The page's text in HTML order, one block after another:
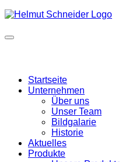
Startseite
Unternehmen
Über uns
Unser Team
Bildgalarie
Historie
Aktuelles
Produkte